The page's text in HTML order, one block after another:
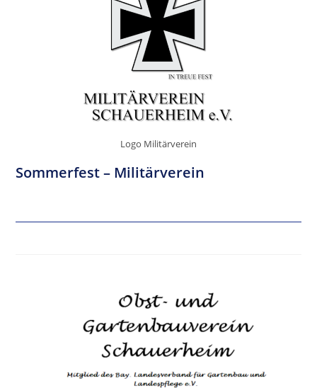
Logo Militärverein
Sommerfest – Militärverein